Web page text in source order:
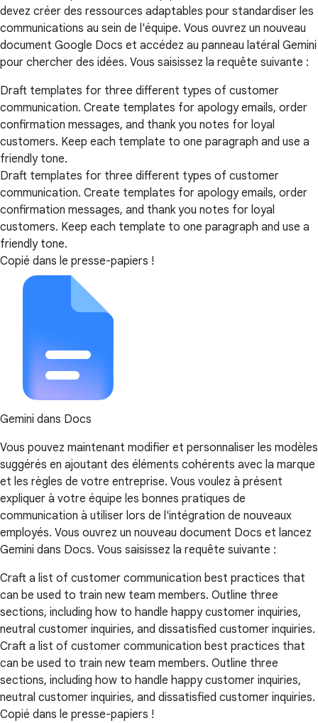
devez créer des ressources adaptables pour standardiser les
communications au sein de l'équipe. Vous ouvrez un nouveau
document Google Docs et accédez au panneau latéral Gemini
pour chercher des idées. Vous saisissez la requête suivante :
Draft templates for three different types of customer
communication. Create templates for apology emails, order
confirmation messages, and thank you notes for loyal
customers. Keep each template to one paragraph and use a
friendly tone.
Draft templates for three different types of customer
communication. Create templates for apology emails, order
confirmation messages, and thank you notes for loyal
customers. Keep each template to one paragraph and use a
friendly tone.
Copié dans le presse-papiers !
Gemini dans Docs
Vous pouvez maintenant modifier et personnaliser les modèles
suggérés en ajoutant des éléments cohérents avec la marque
et les règles de votre entreprise. Vous voulez à présent
expliquer à votre équipe les bonnes pratiques de
communication à utiliser lors de l'intégration de nouveaux
employés. Vous ouvrez un nouveau document Docs et lancez
Gemini dans Docs. Vous saisissez la requête suivante :
Craft a list of customer communication best practices that
can be used to train new team members. Outline three
sections, including how to handle happy customer inquiries,
neutral customer inquiries, and dissatisfied customer inquiries.
Craft a list of customer communication best practices that
can be used to train new team members. Outline three
sections, including how to handle happy customer inquiries,
neutral customer inquiries, and dissatisfied customer inquiries.
Copié dans le presse-papiers !